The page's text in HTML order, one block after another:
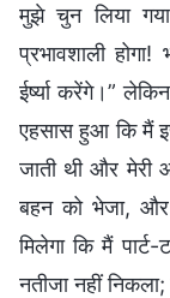
मुझे चुन लिया
प्रभावशाली
ईर्ष्या करेंगे।”
एहसास हुआ कि मैं
जाती थी और मेरी
बहन को भेजा,
मिलेगा कि मैं
नतीजा नहीं